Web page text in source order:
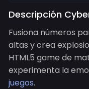
Descripción
Fusiona números
altas y crea
HTML5 game de
experimenta la
juegos.